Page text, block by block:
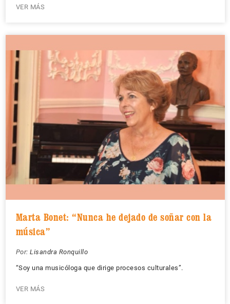
VER MÁS
Marta Bonet: “Nunca he dejado de soñar con la
música”
Por: Lisandra Ronquillo
“Soy una musicóloga que dirige procesos culturales”.
VER MÁS